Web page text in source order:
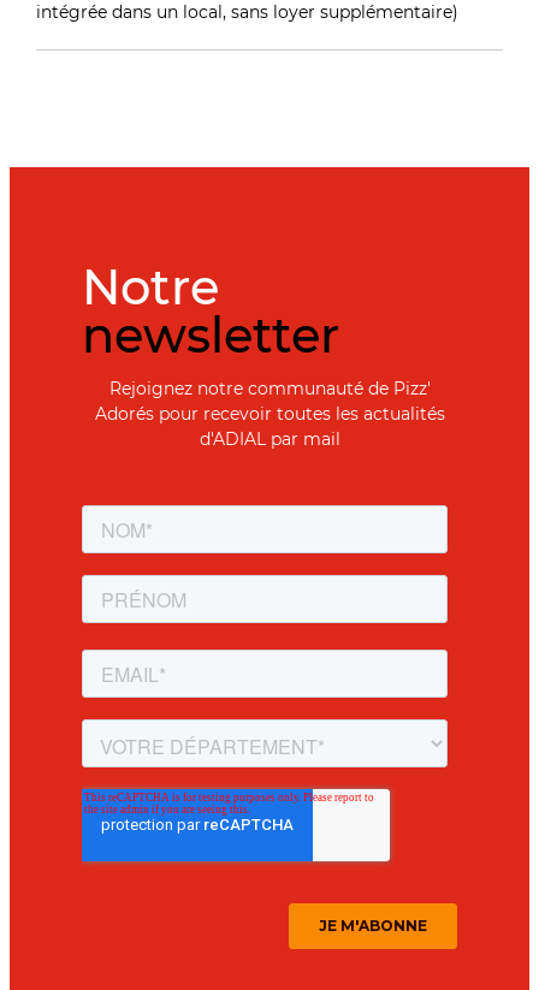
intégrée dans un local, sans loyer supplémentaire)
Notre
newsletter
Rejoignez notre communauté de Pizz'
Adorés pour recevoir toutes les actualités
d'ADIAL par mail